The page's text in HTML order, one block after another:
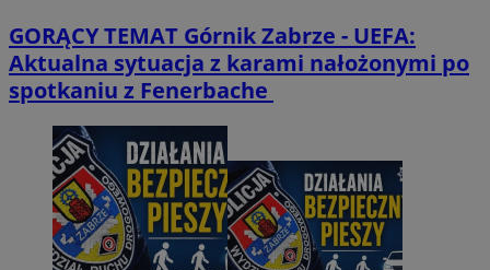
GORĄCY TEMAT Górnik Zabrze - UEFA:
Aktualna sytuacja z karami nałożonymi po
spotkaniu z Fenerbache